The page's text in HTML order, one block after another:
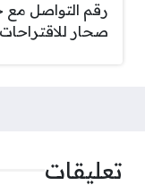
رقم التواصل مع
صحار
تعليقات